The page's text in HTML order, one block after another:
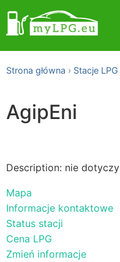
Strona główna Stacje LPG
AgipEni
Description: nie dotyczy
Mapa
Informacje kontaktowe
Status stacji
Cena LPG
Zmień informacje